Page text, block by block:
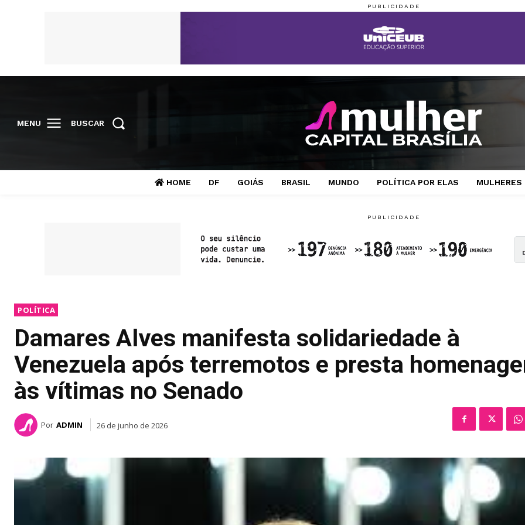
MENU BUSCAR
HOME DF GOIÁS BRASIL MUNDO POLÍTICA POR ELAS MULHERES
POLÍTICA
Damares Alves manifesta solidariedade à
Venezuela após terremotos e presta
às vítimas no Senado
Por ADMIN 26 de junho de 2026